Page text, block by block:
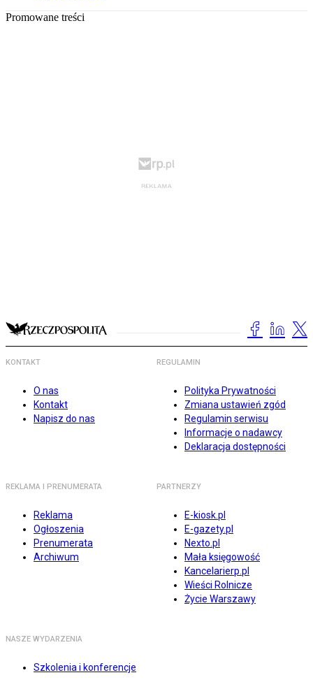
Promowane treści
KONTAKT
O nas
Kontakt
Napisz do nas
REGULAMIN
Polityka Prywatności
Zmiana ustawień zgód
Regulamin serwisu
Informacje o nadawcy
Deklaracja dostępności
REKLAMA I PRENUMERATA
Reklama
Ogłoszenia
Prenumerata
Archiwum
PARTNERZY
E-kiosk.pl
E-gazety.pl
Nexto.pl
Mała księgowość
Kancelarierp.pl
Wieści Rolnicze
Życie Warszawy
NASZE WYDARZENIA
Szkolenia i konferencje